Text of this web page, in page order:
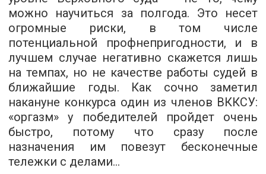
можно научиться за полгода. Это несет
огромные риски, в том числе
потенциальной профнепригодности, и в
лучшем случае негативно скажется лишь
на темпах, но не качестве работы судей в
ближайшие годы. Как сочно заметил
накануне конкурса один из членов ВККСУ:
«оргазм» у победителей пройдет очень
быстро, потому что сразу после
назначения им повезут бесконечные
тележки с делами...